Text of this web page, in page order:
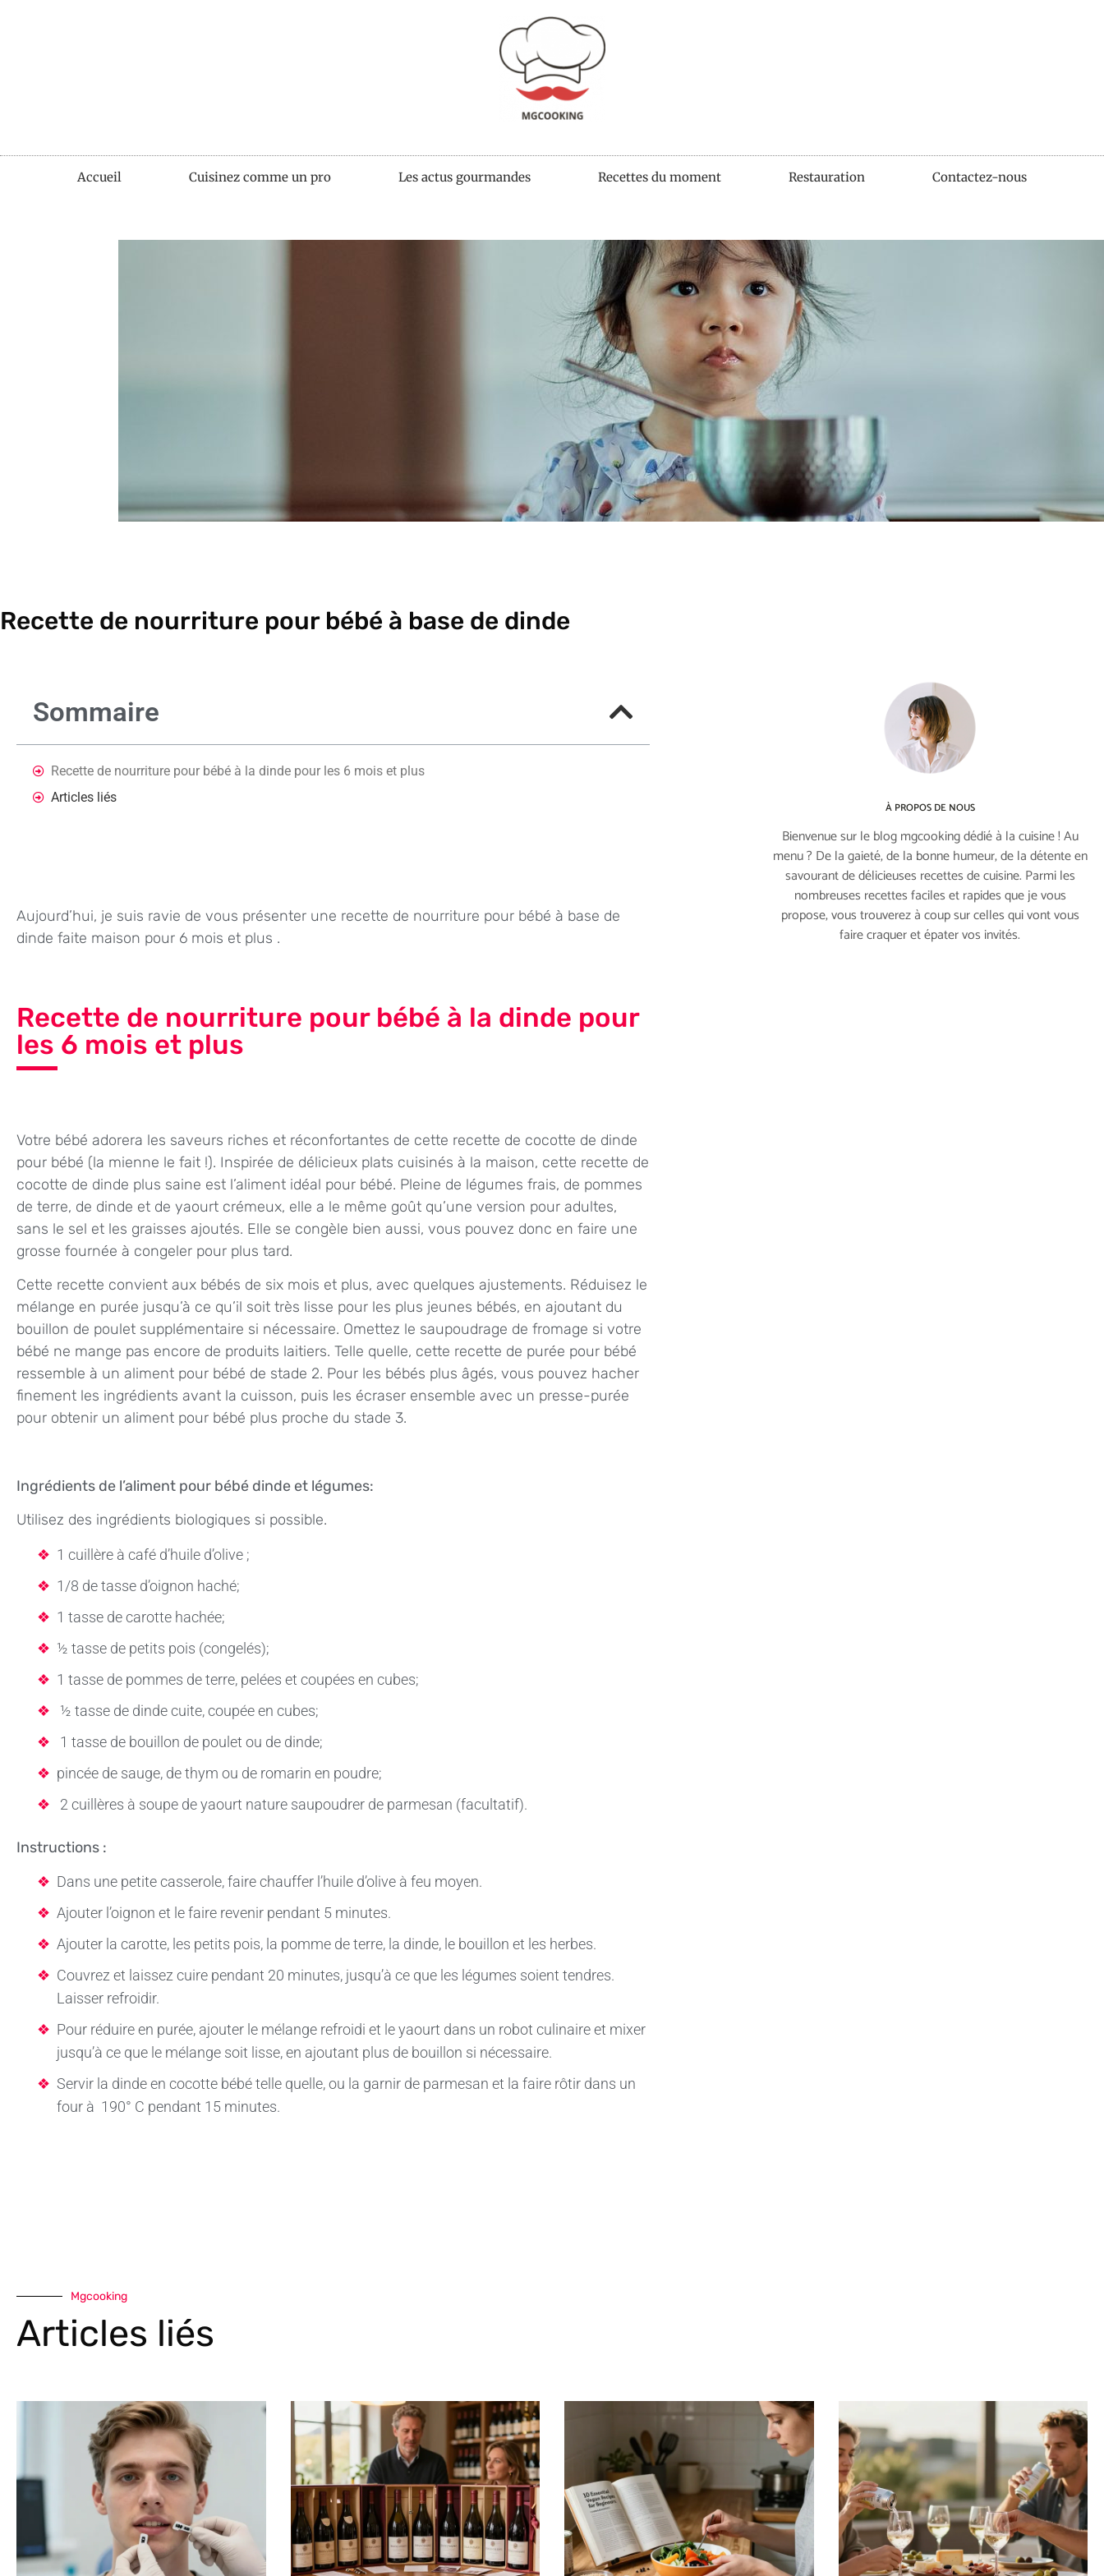
Accueil Cuisinez comme un pro Les actus gourmandes Recettes du moment Restauration Contactez-nous
Recette de nourriture pour bébé à base de dinde
Sommaire
Recette de nourriture pour bébé à la dinde pour les 6 mois et plus
Articles liés
Aujourd’hui, je suis ravie de vous présenter une recette de nourriture pour bébé à base de
dinde faite maison pour 6 mois et plus .
Recette de nourriture pour bébé à la dinde pour
les 6 mois et plus
Votre bébé adorera les saveurs riches et réconfortantes de cette recette de cocotte de dinde
pour bébé (la mienne le fait !). Inspirée de délicieux plats cuisinés à la maison, cette recette de
cocotte de dinde plus saine est l’aliment idéal pour bébé. Pleine de légumes frais, de pommes
de terre, de dinde et de yaourt crémeux, elle a le même goût qu’une version pour adultes,
sans le sel et les graisses ajoutés. Elle se congèle bien aussi, vous pouvez donc en faire une
grosse fournée à congeler pour plus tard.
Cette recette convient aux bébés de six mois et plus, avec quelques ajustements. Réduisez le
mélange en purée jusqu’à ce qu’il soit très lisse pour les plus jeunes bébés, en ajoutant du
bouillon de poulet supplémentaire si nécessaire. Omettez le saupoudrage de fromage si votre
bébé ne mange pas encore de produits laitiers. Telle quelle, cette recette de purée pour bébé
ressemble à un aliment pour bébé de stade 2. Pour les bébés plus âgés, vous pouvez hacher
finement les ingrédients avant la cuisson, puis les écraser ensemble avec un presse-purée
pour obtenir un aliment pour bébé plus proche du stade 3.
Ingrédients de l’aliment pour bébé dinde et légumes:
Utilisez des ingrédients biologiques si possible.
1 cuillère à café d’huile d’olive ;
1/8 de tasse d’oignon haché;
1 tasse de carotte hachée;
½ tasse de petits pois (congelés);
1 tasse de pommes de terre, pelées et coupées en cubes;
½ tasse de dinde cuite, coupée en cubes;
1 tasse de bouillon de poulet ou de dinde;
pincée de sauge, de thym ou de romarin en poudre;
2 cuillères à soupe de yaourt nature saupoudrer de parmesan (facultatif).
Instructions :
Dans une petite casserole, faire chauffer l’huile d’olive à feu moyen.
Ajouter l’oignon et le faire revenir pendant 5 minutes.
Ajouter la carotte, les petits pois, la pomme de terre, la dinde, le bouillon et les herbes.
Couvrez et laissez cuire pendant 20 minutes, jusqu’à ce que les légumes soient tendres.
Laisser refroidir.
Pour réduire en purée, ajouter le mélange refroidi et le yaourt dans un robot culinaire et mixer
jusqu’à ce que le mélange soit lisse, en ajoutant plus de bouillon si nécessaire.
Servir la dinde en cocotte bébé telle quelle, ou la garnir de parmesan et la faire rôtir dans un
four à 190° C pendant 15 minutes.
À PROPOS DE NOUS
Bienvenue sur le blog mgcooking dédié à la cuisine ! Au
menu ? De la gaieté, de la bonne humeur, de la détente en
savourant de délicieuses recettes de cuisine. Parmi les
nombreuses recettes faciles et rapides que je vous
propose, vous trouverez à coup sur celles qui vont vous
faire craquer et épater vos invités.
Mgcooking
Articles liés